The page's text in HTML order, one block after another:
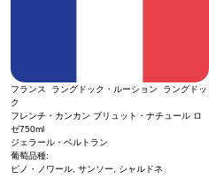
フランス ラングドック・ルーション ラングドッ
ク
フレンチ・カンカン ブリュット・ナチュール ロ
ゼ750ml
ジェラール・ベルトラン
葡萄品種:
ピノ・ノワール, サンソー, シャルドネ